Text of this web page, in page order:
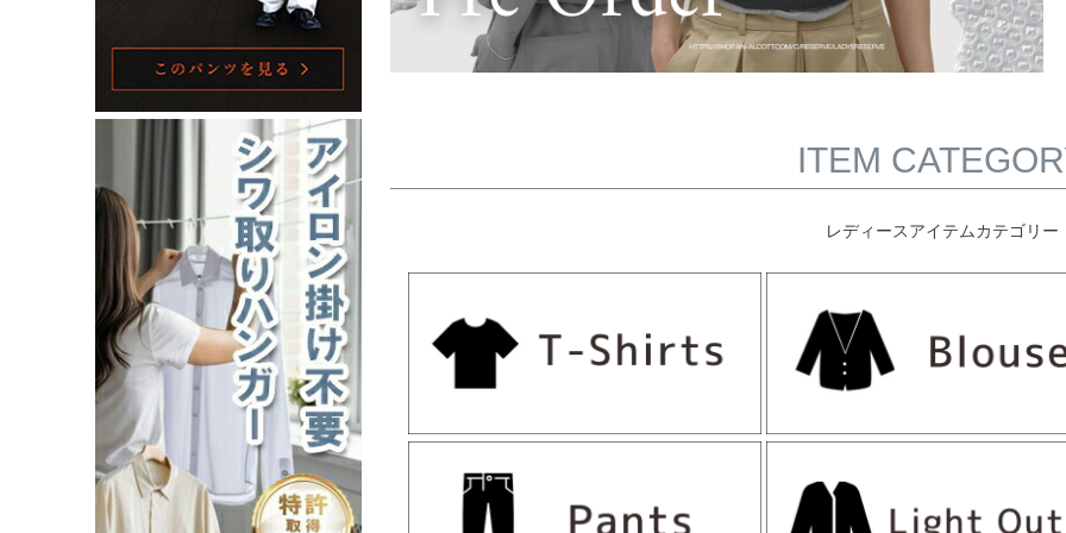
ITEM
レディースアイテムカテゴリー